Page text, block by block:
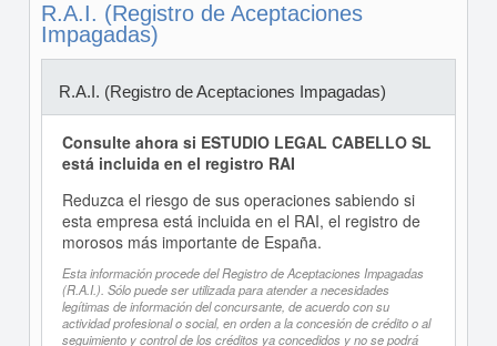
R.A.I. (Registro de Aceptaciones
Impagadas)
R.A.I. (Registro de Aceptaciones Impagadas)
Consulte ahora si ESTUDIO LEGAL CABELLO SL
está incluida en el registro RAI
Reduzca el riesgo de sus operaciones sabiendo si
esta empresa está incluida en el RAI, el registro de
morosos más importante de España.
Esta información procede del Registro de Aceptaciones Impagadas
(R.A.I.). Sólo puede ser utilizada para atender a necesidades
legítimas de información del concursante, de acuerdo con su
actividad profesional o social, en orden a la concesión de crédito o al
seguimiento y control de los créditos ya concedidos y no se podrá